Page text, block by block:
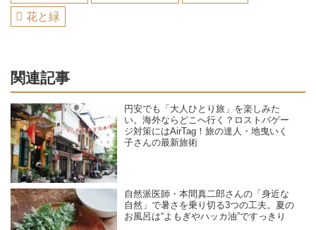
花と緑
関連記事
円安でも「大人ひとり旅」を楽しみた
い。海外ならどこへ行く？ロストバゲー
ジ対策にはAirTag！旅の達人・地曳いく
子さんの最新旅術
自然派医師・本間真二郎さんの「身近な
自然」で暑さを乗り切る3つの工夫。夏の
お風呂は“よもぎやハッカ油”ですっきり